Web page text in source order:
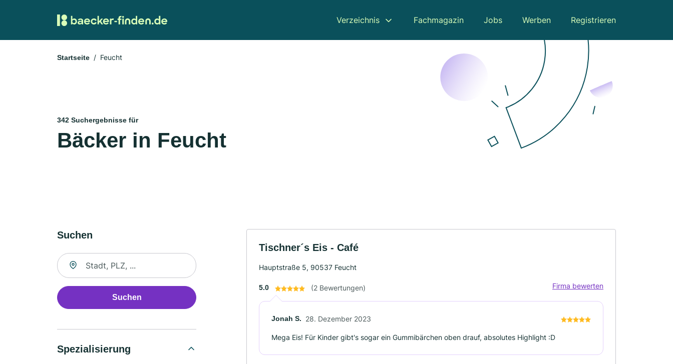
Verzeichnis Fachmagazin Jobs Werben Registrieren
Startseite Feucht
342 Suchergebnisse für
Bäcker in Feucht
Suchen
Suche nach Ort
Suchen
Spezialisierung
Tischner´s Eis - Café
Hauptstraße 5, 90537 Feucht
5.0 (2 Bewertungen) Firma bewerten
Jonah S. 28. Dezember 2023
Mega Eis! Für Kinder gibt's sogar ein Gummibärchen oben drauf, absolutes Highlight :D